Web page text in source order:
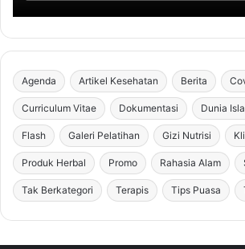
Agenda Artikel Kesehatan Berita
Curriculum Vitae Dokumentasi Dunia
Flash Galeri Pelatihan Gizi Nutrisi
Produk Herbal Promo Rahasia Alam
Tak Berkategori Terapis Tips Puasa